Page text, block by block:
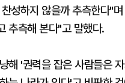
성하지 않을까 추측한다"
추측해 본다"고 말했다.
해 '권력을 잡은 사람들은